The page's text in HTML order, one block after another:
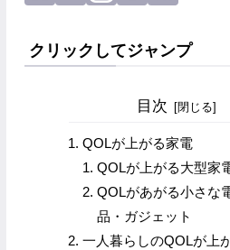
クリックしてジャンプ
目次
QOLが上がる家電
QOLが上がる大型家
QOLがあがる小さな
品・ガジェット
一人暮らしのQOLが上